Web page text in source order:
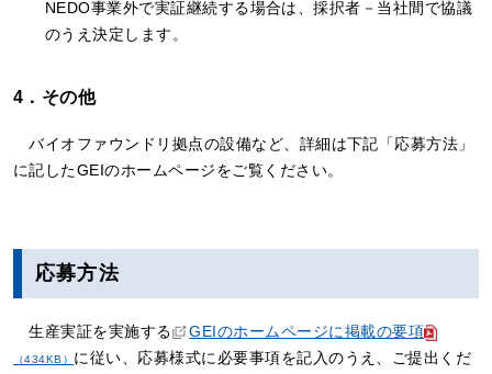
NEDO事業外で実証継続する場合は、採択者－当社間で協議
のうえ決定します。
4．その他
バイオファウンドリ拠点の設備など、詳細は下記「応募方法」
に記したGEIのホームページをご覧ください。
応募方法
生産実証を実施する GEIのホームページに掲載の要項
（434KB） に従い、応募様式に必要事項を記入のうえ、ご提出くだ